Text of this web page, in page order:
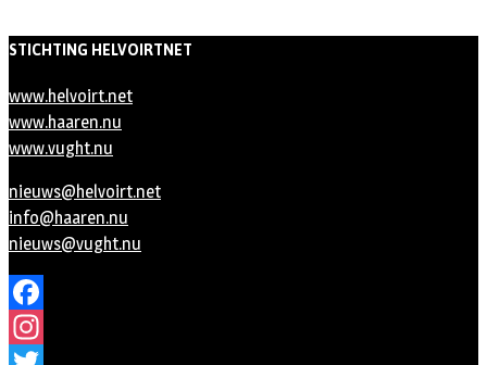
STICHTING HELVOIRTNET
www.helvoirt.net
www.haaren.nu
www.vught.nu
nieuws@helvoirt.net
info@haaren.nu
nieuws@vught.nu
Facebook